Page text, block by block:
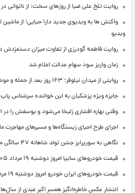
روایت تلخ علی ضیا از روزهای سخت: از ناتوانی در
واکنش ها به ویدیوی جدید دارا حیایی؛ از ماشین
ویدیو
روایت فاطمه گودرزی از تفاوت میزان دستمزدش در
زمان واریز سود سهام عدالت اعلام شد
روایتی از میدان نیلوفر؛ ۱۶۳ روز بعد از حمله و موشکباران
جایزه ویژه پزشکیان به این خواننده سرشناس پاپ
وقتی بهاره افشاری زلیخا می‌شود و یوسفش را در
اجرای طرح احیای زیستگاه‌ها و مسیرهای مهاجرت
نگاهی به سورپرایز جشن تولد شاهانه ۴۷ سالگی محمدرضا گلزار در دبی
قیمت خودروهای سایپا امروز دوشنبه ۱۹ مرداد ۱۴۰۵ + جدول
قیمت خودروهای ایران خودرو امروز دوشنبه ۱۹ مرداد ۱۴۰۵ + جدول
انتشار عکس خاطره‌انگیز همسر اکبر عبدی از